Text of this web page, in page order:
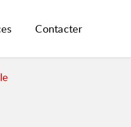
Contacter